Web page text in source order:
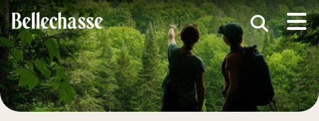
(MRC )
(Développement économique )
(Services )